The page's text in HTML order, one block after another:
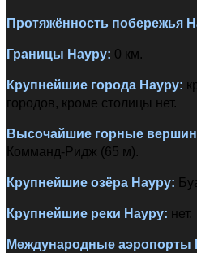
Протяжённость побережья
Границы Науру: 0 км.
Крупнейшие города Науру:
городов, кроме столицы нет.
Высочайшие горные
Комманд-Ридж (65 м).
Крупнейшие озёра Науру:
Крупнейшие реки Науру: нет.
Международные аэропорты